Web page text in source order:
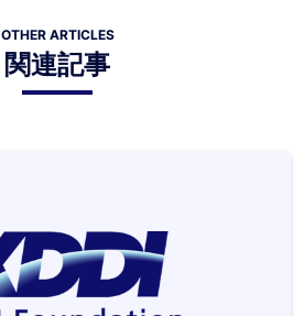
OTHER ARTICLES
関連記事